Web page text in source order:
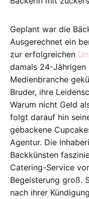
Geplant war die
Ausgerechnet ein
zur erfolgreichen
damals 24-
Medienbranche
Bruder, ihre
Warum nicht Geld
folgt darauf hin
gebackene
Agentur. Die
Backkünsten
Catering-Service
Begeisterung groß.
nach ihrer